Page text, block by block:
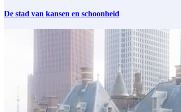
De stad van kansen en schoonheid